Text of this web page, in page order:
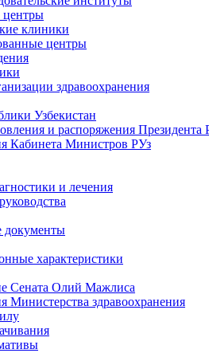
центры
клиники
центры
здравоохранения
Узбекистан
и распоряжения Президента
Кабинета Министров РУз
и лечения
документы
характеристики
Сената Олий Мажлиса
Министерства здравоохранения